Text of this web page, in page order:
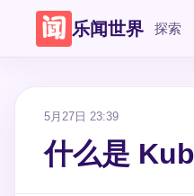
乐闻世界 探索
5月27日 23:39
什么是